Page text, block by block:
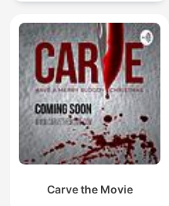
Carve the Movie